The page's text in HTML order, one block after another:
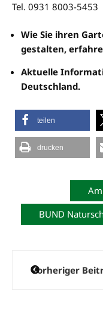
Tel. 0931 8003-5453
Wie Sie ihren
gestalten,
Aktuelle
Deutschland.
teilen
drucken
BUND
Vorheriger